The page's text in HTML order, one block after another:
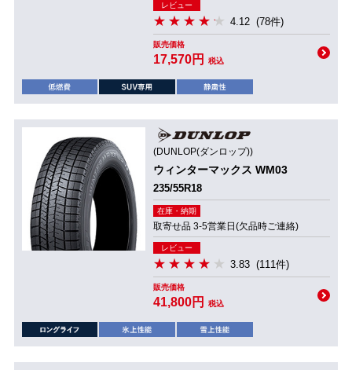
レビュー
4.12 (78件)
販売価格
17,570円 税込
(DUNLOP(ダンロップ))
ウィンターマックス WM03
235/55R18
在庫・納期
取寄せ品 3-5営業日(欠品時ご連絡)
レビュー
3.83 (111件)
販売価格
41,800円 税込